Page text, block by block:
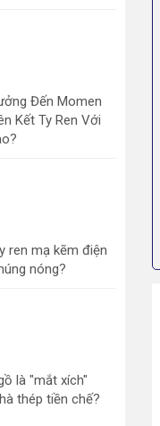
Đến Momen
Kết Ty Ren Với
ren mạ kẽm điện
nóng?
là "mắt xích"
thép tiền chế?